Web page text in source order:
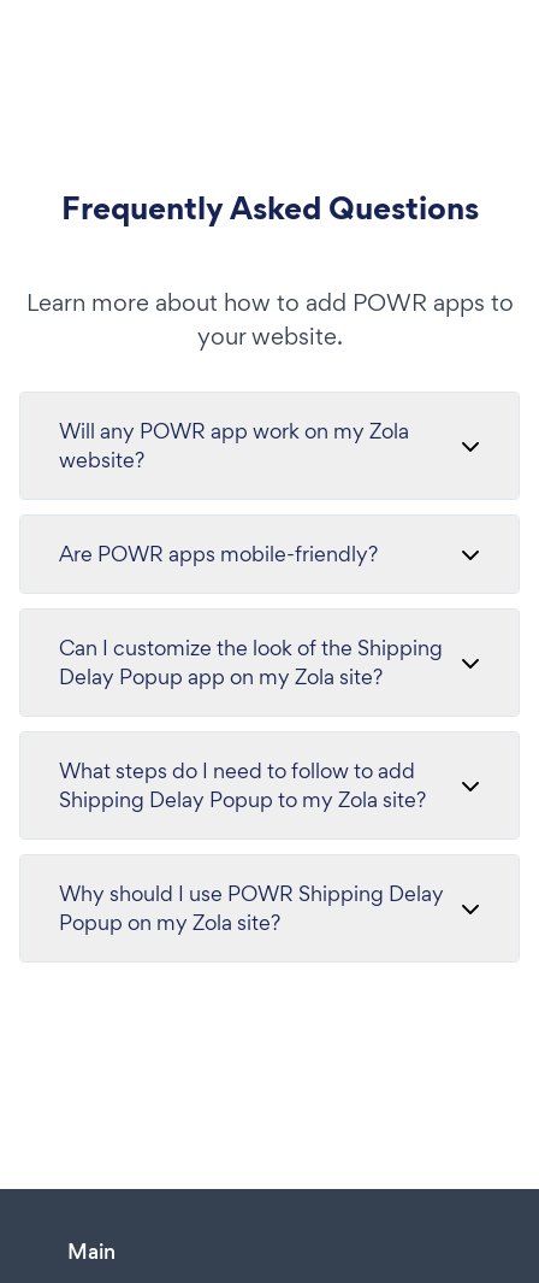
Frequently Asked Questions
Learn more about how to add POWR apps to
your website.
Will any POWR app work on my Zola
website?
Are POWR apps mobile-friendly?
Can I customize the look of the Shipping
Delay Popup app on my Zola site?
What steps do I need to follow to add
Shipping Delay Popup to my Zola site?
Why should I use POWR Shipping Delay
Popup on my Zola site?
Main